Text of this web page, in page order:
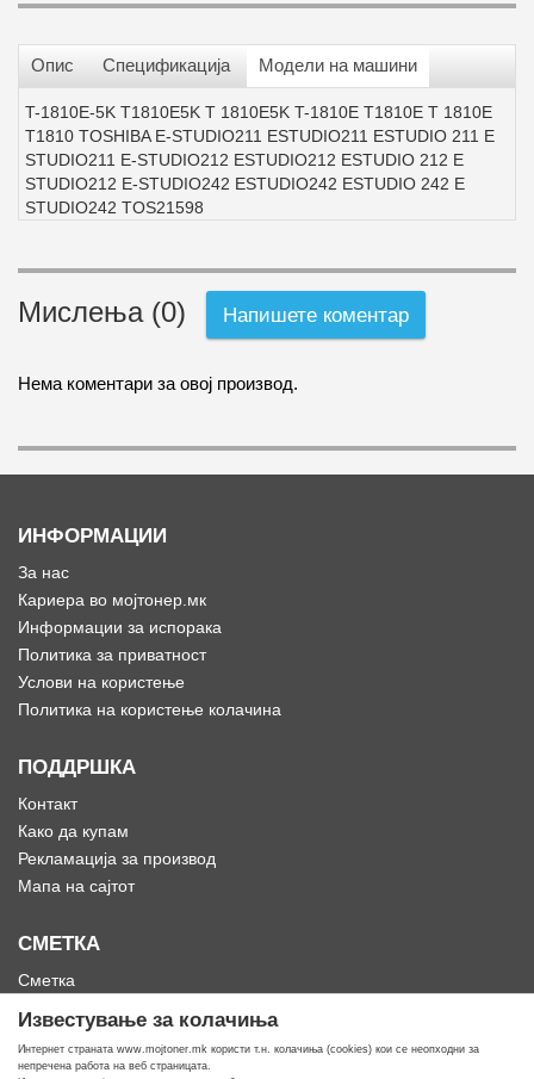
Известување за колачиња
Интернет страната www.mojtoner.mk користи т.н. колачиња (cookies) кои се неопходни за
непречена работа на веб страницата.
Опис Спецификација Модели на машини
T-1810E-5K T1810E5K T 1810E5K T-1810E T1810E T 1810E
T1810 TOSHIBA E-STUDIO211 ESTUDIO211 ESTUDIO 211 E
STUDIO211 E-STUDIO212 ESTUDIO212 ESTUDIO 212 E
STUDIO212 E-STUDIO242 ESTUDIO242 ESTUDIO 242 E
STUDIO242 TOS21598
Мислења (0) Напишете коментар
Нема коментари за овој производ.
ИНФОРМАЦИИ
За нас
Кариера во мојтонер.мк
Информации за испорака
Политика за приватност
Услови на користење
Политика на користење колачина
ПОДДРШКА
Контакт
Како да купам
Рекламација за производ
Мапа на сајтот
СМЕТКА
Сметка
Омилени